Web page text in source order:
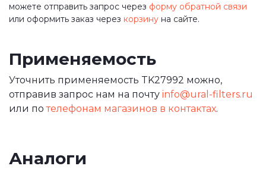
можете отправить запрос через форму обратной связи
или оформить заказ через корзину на сайте.
Применяемость
Уточнить применяемость TK27992 можно,
отправив запрос нам на почту info@ural-filters.ru
или потелефонам магазинов в контактах.
Аналоги